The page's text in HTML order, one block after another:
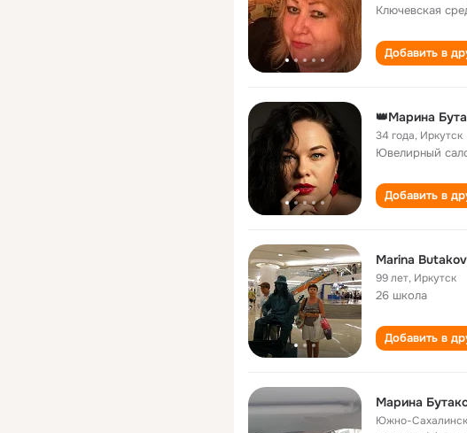
Ключевская
Добавить в
👑Марина
34 года, Иркутск
Ювелирный
Добавить в
Marina
99 лет, Иркутск
26 школа
Добавить в
Марина
Южно-Сахалинск